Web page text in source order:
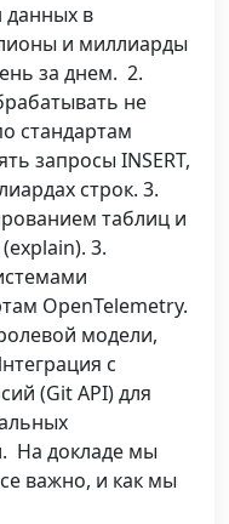
данных в
и миллиарды
за днем. 2.
не
стандартам
запросы INSERT,
строк. 3.
таблиц и
3.
OpenTelemetry.
модели,
с
(Git API) для
На докладе мы
важно, и как мы